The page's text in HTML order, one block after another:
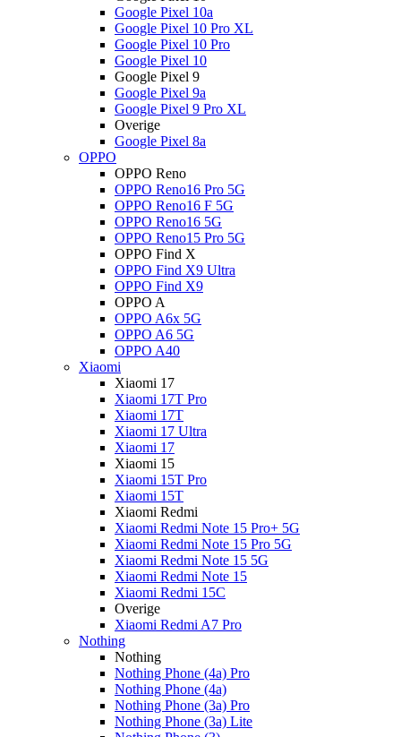
Google Pixel 10a
Google Pixel 10 Pro XL
Google Pixel 10 Pro
Google Pixel 10
Google Pixel 9
Google Pixel 9a
Google Pixel 9 Pro XL
Overige
Google Pixel 8a
OPPO
OPPO Reno
OPPO Reno16 Pro 5G
OPPO Reno16 F 5G
OPPO Reno16 5G
OPPO Reno15 Pro 5G
OPPO Find X
OPPO Find X9 Ultra
OPPO Find X9
OPPO A
OPPO A6x 5G
OPPO A6 5G
OPPO A40
Xiaomi
Xiaomi 17
Xiaomi 17T Pro
Xiaomi 17T
Xiaomi 17 Ultra
Xiaomi 17
Xiaomi 15
Xiaomi 15T Pro
Xiaomi 15T
Xiaomi Redmi
Xiaomi Redmi Note 15 Pro+ 5G
Xiaomi Redmi Note 15 Pro 5G
Xiaomi Redmi Note 15 5G
Xiaomi Redmi Note 15
Xiaomi Redmi 15C
Overige
Xiaomi Redmi A7 Pro
Nothing
Nothing
Nothing Phone (4a) Pro
Nothing Phone (4a)
Nothing Phone (3a) Pro
Nothing Phone (3a) Lite